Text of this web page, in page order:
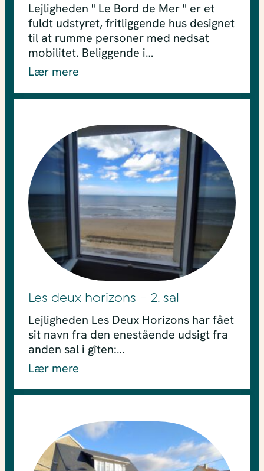
Lejligheden " Le Bord de Mer " er et
fuldt udstyret, fritliggende hus designet
til at rumme personer med nedsat
mobilitet. Beliggende i…
Lær mere
Les deux horizons – 2. sal
Lejligheden Les Deux Horizons har fået
sit navn fra den enestående udsigt fra
anden sal i gîten:…
Lær mere